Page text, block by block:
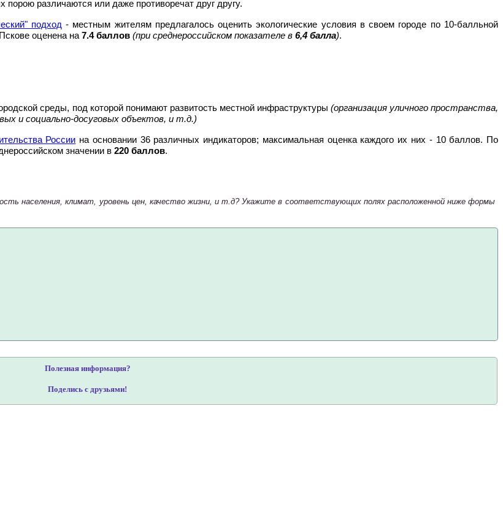
порою различаются или даже противоречат друг другу.
подход- местным жителям предлагалось оценить экологические условия в своем городе по 10-балльной
оценена на7.4 баллов (при среднероссийском показателе в 6,4 балла).
среды, под которой понимают развитость местной инфраструктуры (организация уличного пространства,
и социально-досуговых объектов, и т.д.)
России на основании 36 различных индикаторов; максимальная оценка каждого их них - 10 баллов. По
значении в 220 баллов.
населения, климат, уровень цен, качество жизни, и т.д? Укажите в соответствующих полях расположенной ниже формы
Полезная информация?
Поделись с друзьями!